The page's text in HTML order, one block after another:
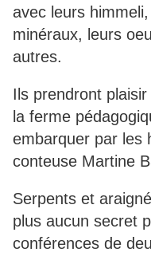
avec leurs
minéraux, leurs
autres.
Ils prendront
la ferme
embarquer par les
conteuse Martine
Serpents et
plus aucun secret
conférences de